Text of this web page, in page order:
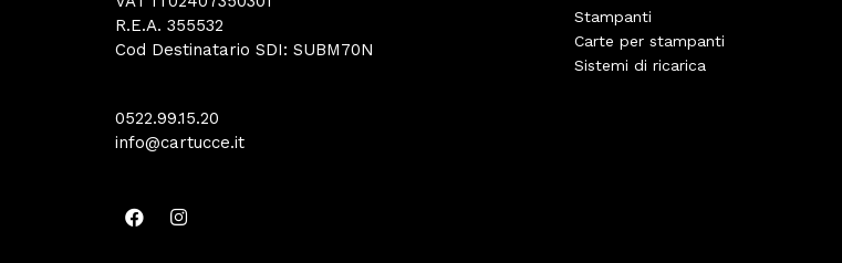
R.E.A. 355532
Cod Destinatario SDI: SUBM70N
0522.99.15.20
info@cartucce.it
Stampanti
Carte per stampanti
Sistemi di ricarica